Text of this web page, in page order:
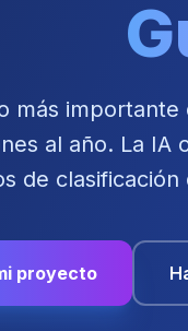
más
al año. La IA
de
proyecto